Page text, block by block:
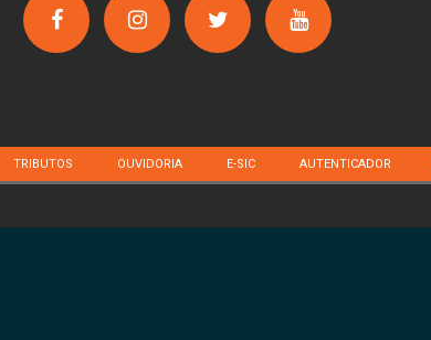
TRIBUTOS OUVIDORIA E-SIC AUTENTICADOR